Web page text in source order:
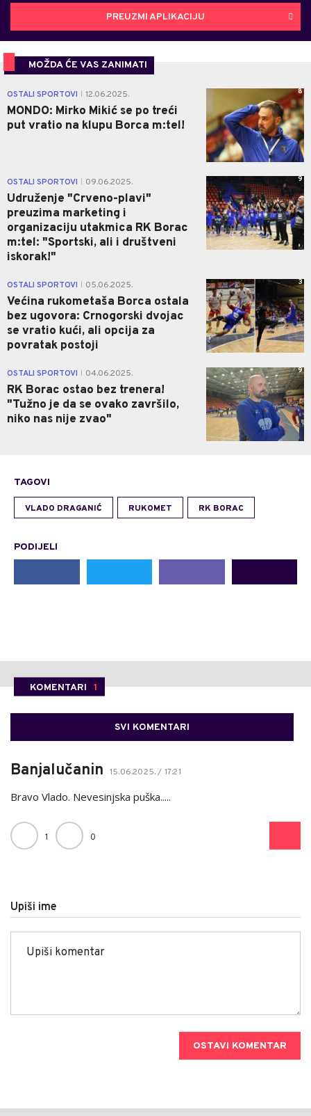
PREUZMI APLIKACIJU
MOŽDA ĆE VAS ZANIMATI
OSTALI SPORTOVI 12.06.2025.
MONDO: Mirko Mikić se po treći
put vratio na klupu Borca m:tel!
8
OSTALI SPORTOVI 09.06.2025.
Udruženje "Crveno-plavi"
preuzima marketing i
organizaciju utakmica RK Borac
m:tel: "Sportski, ali i društveni
iskorak!"
9
OSTALI SPORTOVI 05.06.2025.
Većina rukometaša Borca ostala
bez ugovora: Crnogorski dvojac
se vratio kući, ali opcija za
povratak postoji
3
OSTALI SPORTOVI 04.06.2025.
RK Borac ostao bez trenera!
"Tužno je da se ovako završilo,
niko nas nije zvao"
9
TAGOVI
VLADO DRAGANIĆ RUKOMET RK BORAC
PODIJELI
KOMENTARI 1
SVI KOMENTARI
Banjalučanin 15.06.2025. / 17:21
Bravo Vlado. Nevesinjska puška.....
1 0
Upiši ime
OSTAVI KOMENTAR